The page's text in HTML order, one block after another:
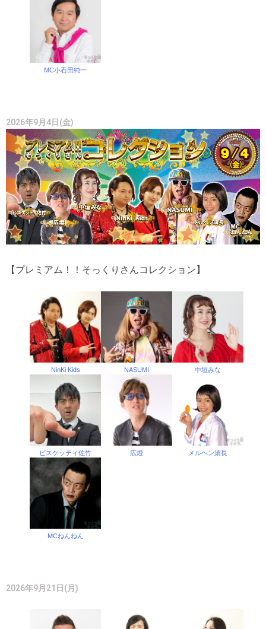
MC小石田純一
2026年9月4日(金)
【プレミアム！！そっくりさんコレクション】
NinKi Kids NASUMI 中垣みな
ビスケッティ佐竹 広燈 メルヘン須長
MCねんねん
2026年9月21日(月)